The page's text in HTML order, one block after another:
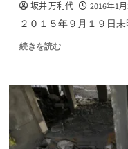
坂井 万利代 2016年1
２０１５年９月１９日未
続きを読む